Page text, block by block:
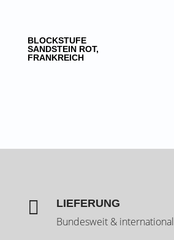
BLOCKSTUFE
SANDSTEIN ROT,
FRANKREICH
 LIEFERUNG
Bundesweit & international